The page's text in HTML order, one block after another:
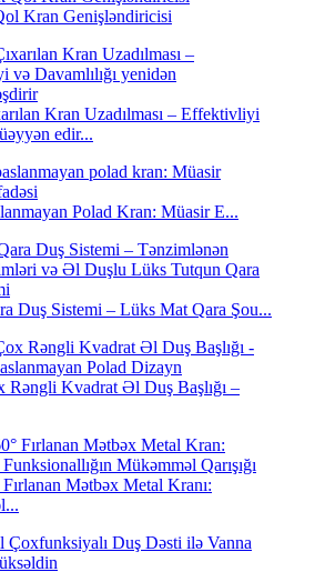
Kran Genişləndiricisi
Kran Uzadılması – Effektivliyi
edir...
Polad Kran: Müasir E...
Duş Sistemi – Lüks Mat Qara Şou...
Kvadrat Əl Duş Başlığı –
Mətbəx Metal Kranı: